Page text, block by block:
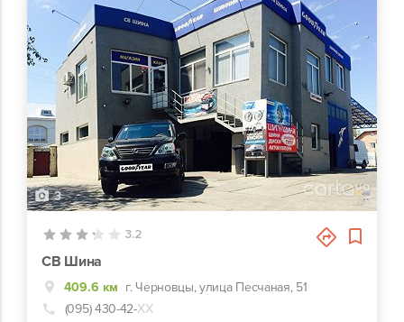
3
3.2
СВ Шина
409.6 км г. Черновцы, улица Песчаная, 51
(095) 430-42-ХХ